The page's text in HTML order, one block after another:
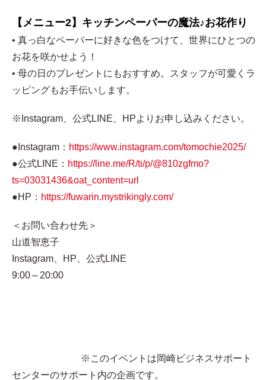
【メニュー2】キッチンペーパーの魔法♪お花作り
• 真っ白なペーパーに好きな色をつけて、世界にひとつの
お花を咲かせよう！
• 母の日のプレゼントにもおすすめ。スタッフが可愛くラ
ッピングもお手伝いします。
※Instagram、公式LINE、HPよりお申し込みください。
●Instagram： https://www.instagram.com/tomochie2025/
●公式LINE： https://line.me/R/ti/p/@810zgfmo?
ts=03031436&oat_content=url
●HP： https://fuwarin.mystrikingly.com/
＜お問い合わせ先＞
山道智恵子
Instagram、HP、公式LINE
9:00～20:00
※このイベントは岡崎ビジネスサポート
センターのサポート内の企画です。